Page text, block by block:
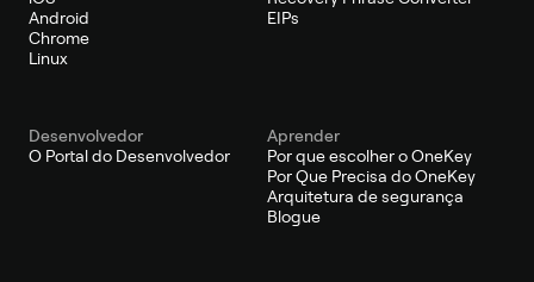
Android
Chrome
Linux
EIPs
Desenvolvedor
O Portal do Desenvolvedor
Aprender
Por que escolher o OneKey
Por Que Precisa do OneKey
Arquitetura de segurança
Blogue